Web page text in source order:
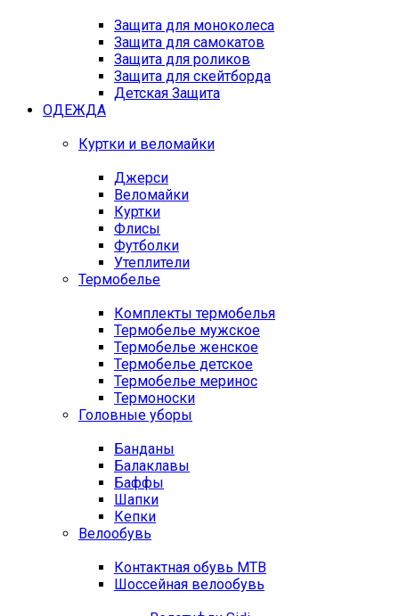
Защита для моноколеса
Защита для самокатов
Защита для роликов
Защита для скейтборда
Детская Защита
ОДЕЖДА
Куртки и веломайки
Джерси
Веломайки
Куртки
Флисы
Футболки
Утеплители
Термобелье
Комплекты термобелья
Термобелье мужское
Термобелье женское
Термобелье детское
Термобелье меринос
Термоноски
Головные уборы
Банданы
Балаклавы
Баффы
Шапки
Кепки
Велообувь
Контактная обувь MTB
Шоссейная велообувь